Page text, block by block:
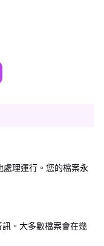
理運行。您的檔案永
。大多數檔案會在幾